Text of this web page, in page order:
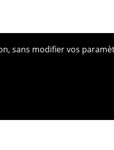
sans modifier vos